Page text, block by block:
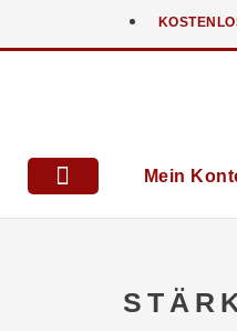
Mein